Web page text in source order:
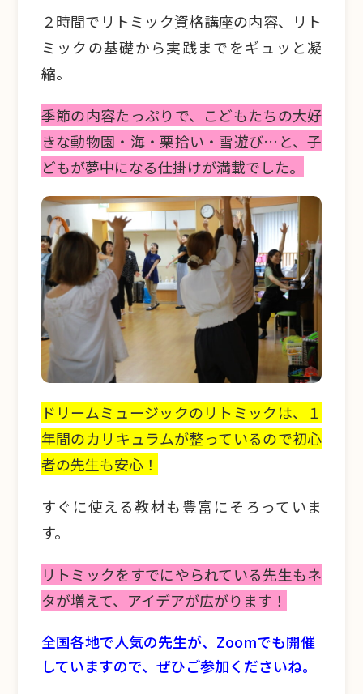
２時間でリトミック資格講座の内容、リト
ミックの基礎から実践までをギュッと凝
縮。
季節の内容たっぷりで、こどもたちの大好
きな動物園・海・栗拾い・雪遊び…と、子
どもが夢中になる仕掛けが満載でした。
ドリームミュージックのリトミックは、１
年間のカリキュラムが整っているので初心
者の先生も安心！
すぐに使える教材も豊富にそろっていま
す。
リトミックをすでにやられている先生もネ
タが増えて、アイデアが広がります！
全国各地で人気の先生が、Zoomでも開催
していますので、ぜひご参加くださいね。